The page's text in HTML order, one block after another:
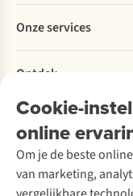
Cookie-
online
Om je de beste
van marketing,
Betalen
Levering
Retourneren
Bestelling herroepen
Garantie
Contact
Explore More
Verantwoord
Over Ayacucho
Onze winkels
Over A.S.Adventure
Onze services
Ski-onderhoud
Wasservice
Schoenonderhoud
Schoenherstelling
Kledingherstelling
Ontdek
A.S.Magazine
Podcast
Explore Academy
Explore Camp
Gear Check
Meld je aan voor de